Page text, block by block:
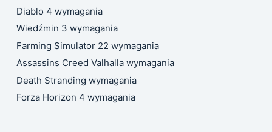
Diablo 4 wymagania
Wiedźmin 3 wymagania
Farming Simulator 22 wymagania
Assassins Creed Valhalla wymagania
Death Stranding wymagania
Forza Horizon 4 wymagania